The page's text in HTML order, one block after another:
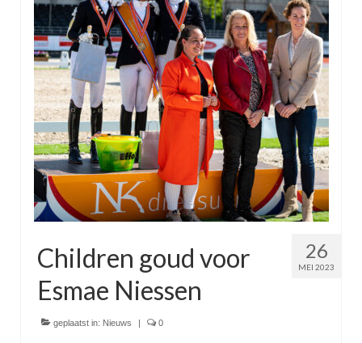
26
MEI 2023
Children goud voor
Esmae Niessen
geplaatst in: Nieuws | 0